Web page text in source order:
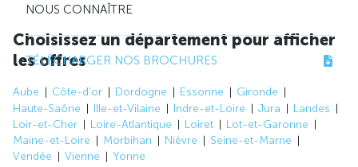
NOUS CONNAÎTRE
TÉLÉCHARGER NOS BROCHURES
Choisissez un département pour afficher
les offres
Aube Côte-d'or Dordogne Essonne
Gironde
Haute-Saône
Ille-et-Vilaine Indre-et-Loire Jura
Landes
Loir-et-Cher
Loire-Atlantique Loiret
Lot-et-Garonne
Maine-et-Loire
Morbihan Nièvre
Seine-et-Marne
Vendée
Vienne Yonne